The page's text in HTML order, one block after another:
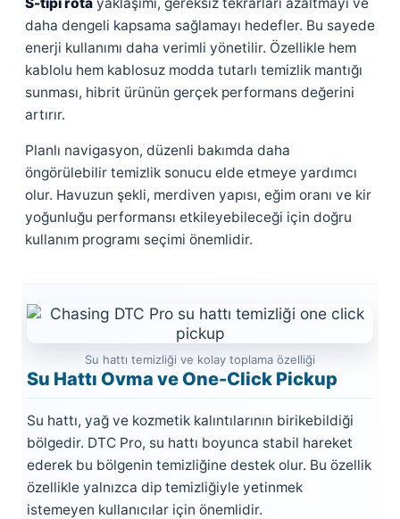
daha dengeli kapsama sağlamayı hedefler. Bu sayede
enerji kullanımı daha verimli yönetilir. Özellikle hem
kablolu hem kablosuz modda tutarlı temizlik mantığı
sunması, hibrit ürünün gerçek performans değerini
artırır.
Planlı navigasyon, düzenli bakımda daha
öngörülebilir temizlik sonucu elde etmeye yardımcı
olur. Havuzun şekli, merdiven yapısı, eğim oranı ve kir
yoğunluğu performansı etkileyebileceği için doğru
kullanım programı seçimi önemlidir.
Su Hattı Ovma ve One-Click Pickup
Su hattı, yağ ve kozmetik kalıntılarının birikebildiği
bölgedir. DTC Pro, su hattı boyunca stabil hareket
ederek bu bölgenin temizliğine destek olur. Bu özellik
özellikle yalnızca dip temizliğiyle yetinmek
istemeyen kullanıcılar için önemlidir.
Su hattı temizliği ve kolay toplama özelliği